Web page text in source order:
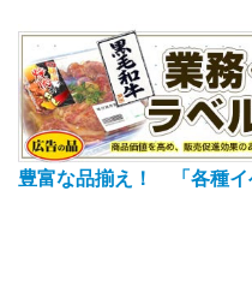
豊富な品揃え！ 「各種イ